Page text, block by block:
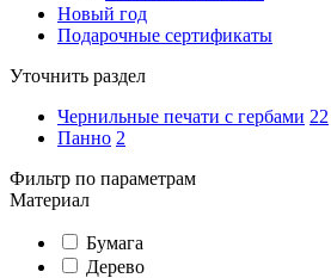
Новый год
Подарочные сертификаты
Уточнить раздел
Чернильные печати с гербами 22
Панно 2
Фильтр по параметрам
Материал
Бумага
Дерево